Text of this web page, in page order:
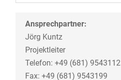
Ansprechpartner:
Jörg Kuntz
Projektleiter
Telefon: +49 (681) 9543112
Fax: +49 (681) 9543199